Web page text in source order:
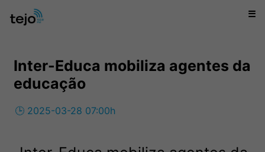
☰
Inter-Educa mobiliza agentes da
educação
🕒 2025-03-28 07:00h